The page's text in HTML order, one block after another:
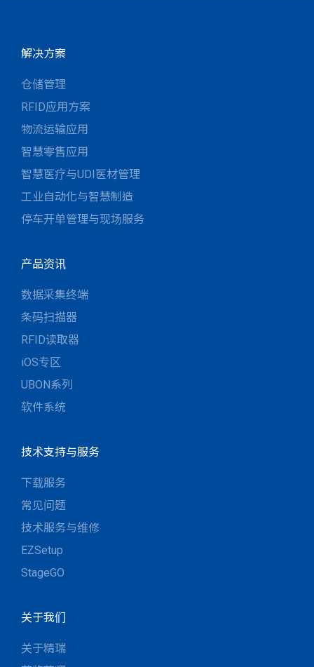
解决方案
仓储管理
RFID应用方案
物流运输应用
智慧零售应用
智慧医疗与UDI医材管理
工业自动化与智慧制造
停车开单管理与现场服务
产品资讯
数据采集终端
条码扫描器
RFID读取器
iOS专区
UBON系列
软件系统
技术支持与服务
下载服务
常见问题
技术服务与维修
EZSetup
StageGO
关于我们
关于精瑞